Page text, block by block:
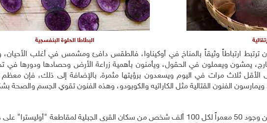
البطاطا الحلوة البنفسجية
ترتبط ارتباطاً وثيقاً بالمناخ في أوكيناوا، فالطقس دافئ ومشمس في أغلب
يمشون ويعملون في الحقول، ويأمنون بأهمية زراعة الأرض وحصادها ودورها في
الأقل ثلاث مرات في اليوم ويسعدون برؤيتها مثمرة. بالإضافة إلى ذلك، فإن معظم
الفنون القتالية مثل الكاراتيه والكوبودو، وهذه الفنون تقوي الجسم والصحة
التعداد السكاني لعام 2015 يكشف عن وجود 50 معمراً لكل 100 ألف شخص من سكان القرى الجبلية لمقاطعة